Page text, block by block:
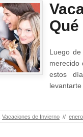
Luego
merecido
estos
Vacaciones de Invierno //